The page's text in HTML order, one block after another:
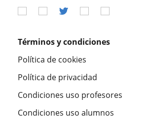
Términos y condiciones
Política de cookies
Política de privacidad
Condiciones uso profesores
Condiciones uso alumnos